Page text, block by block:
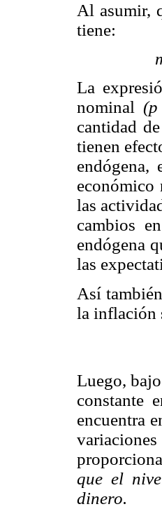
Al asumir,
tiene:
La
nominal
cantidad
tienen
endógena,
económico
las
cambios
endógena
las
Así
la inflación
Luego,
constante
encuentra
que el
dinero.